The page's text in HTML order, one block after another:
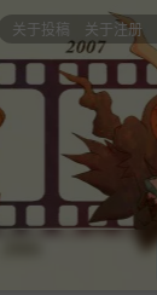
关于投稿 关于注册